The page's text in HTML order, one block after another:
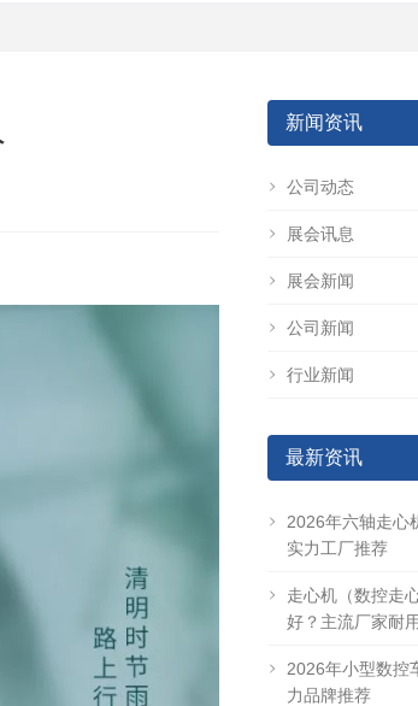
新闻资讯
公司动态
展会讯息
展会新闻
公司新闻
行业新闻
最新资讯
2026年六轴走心
实力工厂推荐
走心机（数控走
好？主流厂家耐
2026年小型数控
力品牌推荐